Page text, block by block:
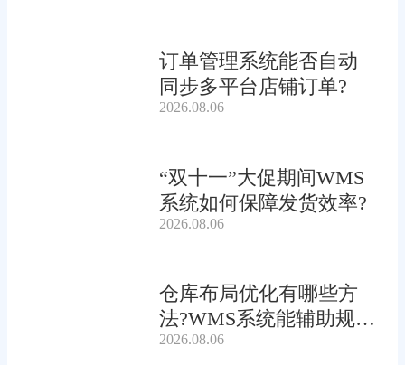
订单管理系统能否自动
同步多平台店铺订单?
2026.08.06
“双十一”大促期间WMS
系统如何保障发货效率?
2026.08.06
仓库布局优化有哪些方
法?WMS系统能辅助规划
吗?
2026.08.06